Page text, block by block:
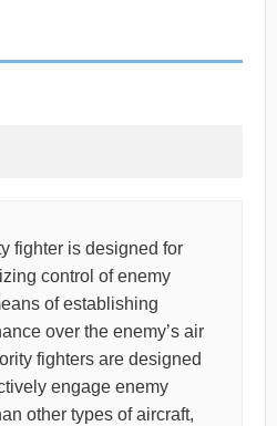
fighter is designed for
control of enemy
of establishing
over the enemy’s air
fighters are designed
engage enemy
other types of aircraft,